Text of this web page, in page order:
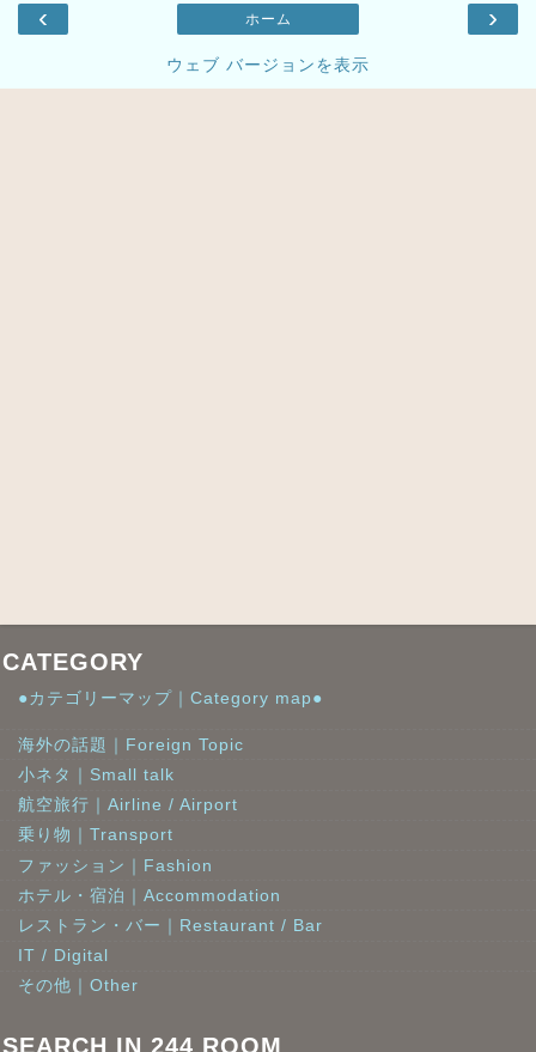
‹ ›
ホーム
ウェブ バージョンを表示
CATEGORY
●カテゴリーマップ｜Category map●
海外の話題｜Foreign Topic
小ネタ｜Small talk
航空旅行｜Airline / Airport
乗り物｜Transport
ファッション｜Fashion
ホテル・宿泊｜Accommodation
レストラン・バー｜Restaurant / Bar
IT / Digital
その他｜Other
SEARCH IN 244 ROOM